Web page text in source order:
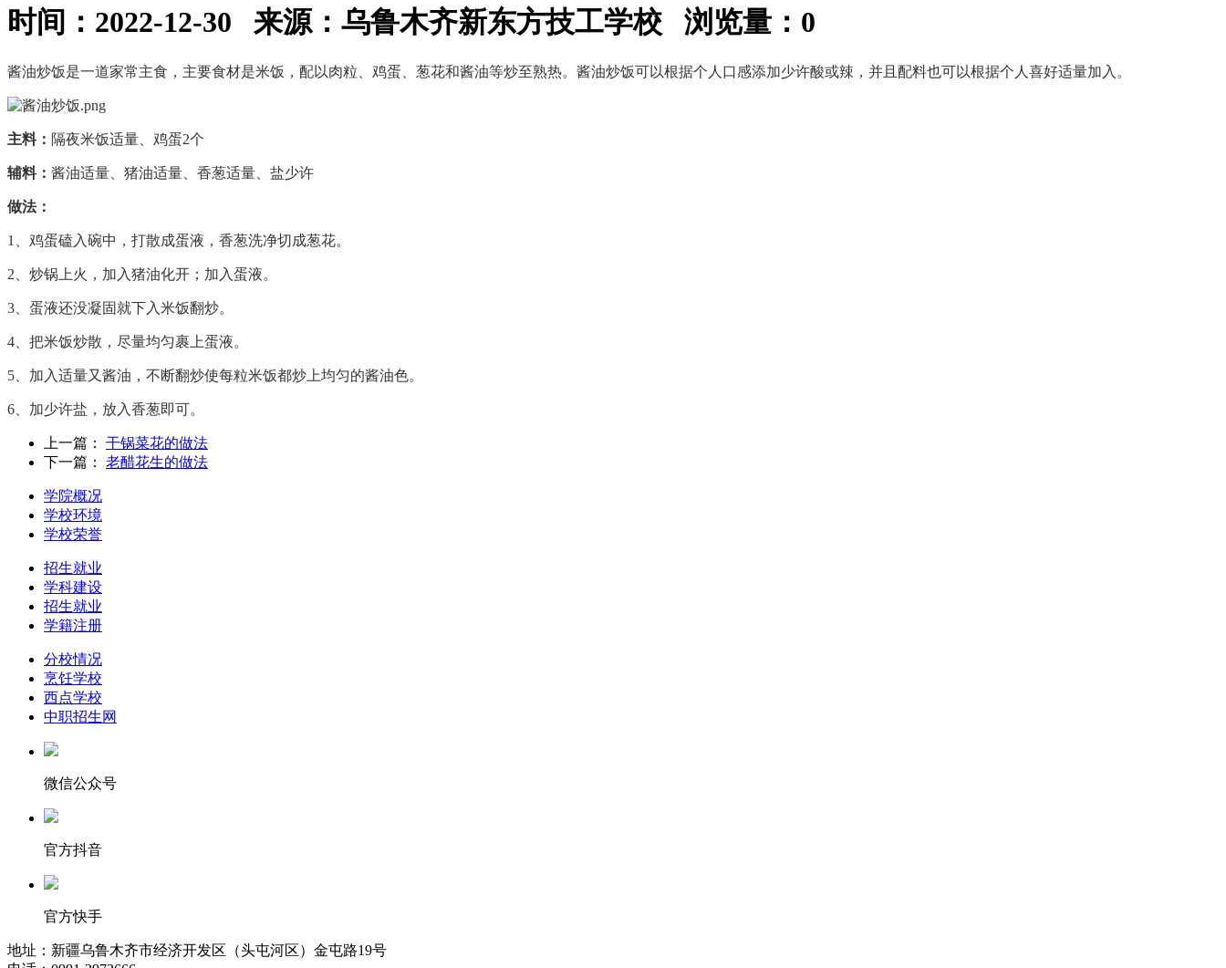
时间：2022-12-30 来源：乌鲁木齐新东方技工学校 浏览量： 0
酱油炒饭是一道家常主食，主要食材是米饭，配以肉粒、鸡蛋、葱花和酱油等炒至熟热。酱油炒饭可以根据个人口感添加少许酸或辣，并且配料也可以根据个人喜好适量加入。
主料： 隔夜米饭适量、鸡蛋2个
辅料： 酱油适量、猪油适量、香葱适量、盐少许
做法：
1、鸡蛋磕入碗中，打散成蛋液，香葱洗净切成葱花。
2、炒锅上火，加入猪油化开；加入蛋液。
3、蛋液还没凝固就下入米饭翻炒。
4、把米饭炒散，尽量均匀裹上蛋液。
5、加入适量又酱油，不断翻炒使每粒米饭都炒上均匀的酱油色。
6、加少许盐，放入香葱即可。
上一篇： 干锅菜花的做法
下一篇： 老醋花生的做法
学院概况
学校环境
学校荣誉
招生就业
学科建设
招生就业
学籍注册
分校情况
烹饪学校
西点学校
中职招生网
微信公众号
官方抖音
官方快手
地址：新疆乌鲁木齐市经济开发区（头屯河区）金屯路19号